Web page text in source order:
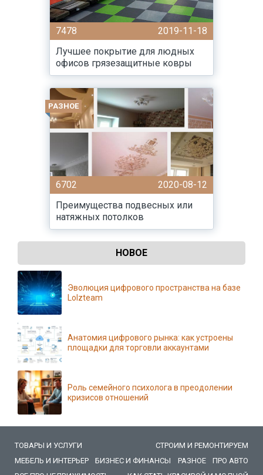
7478
2019-11-18
Лучшее покрытие для людных
офисов грязезащитные ковры
РАЗНОЕ
6702
2020-08-12
Преимущества подвесных или
натяжных потолков
НОВОЕ
Эволюция цифрового пространства на базе
Lolzteam
Анатомия цифрового рынка: как устроены
площадки для торговли аккаунтами
Роль семейного психолога в преодолении
кризисов отношений
ТОВАРЫ И УСЛУГИ
СТРОИМ И РЕМОНТИРУЕМ
МЕБЕЛЬ И ИНТЕРЬЕР
БИЗНЕС И ФИНАНСЫ РАЗНОЕ
ПРО АВТО